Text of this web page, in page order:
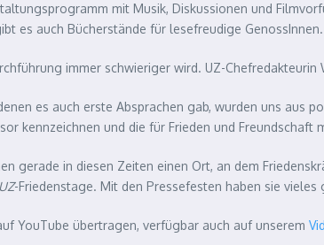
mit Musik, Diskussionen und
es auch Bücherstände für lesefreudige GenossInnen.
immer schwieriger wird. UZ-
es auch erste Absprachen gab, wurden uns aus
kennzeichnen und die für Frieden und Freundschaft
gerade in diesen Zeiten einen Ort, an dem
UZ-Friedenstage. Mit den Pressefesten haben sie
YouTube übertragen, verfügbar auch auf unserem